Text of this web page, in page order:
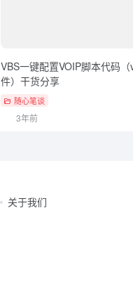
VBS一键配置VOIP脚本代码
件）干货分享
随心笔谈
3年前
关于我们